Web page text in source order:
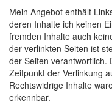
Mein Angebot enthält
deren Inhalte ich keinen
fremden Inhalte auch
der verlinkten Seiten ist
der Seiten verantwortlich.
Zeitpunkt der Verlinkung
Rechtswidrige Inhalte
erkennbar.